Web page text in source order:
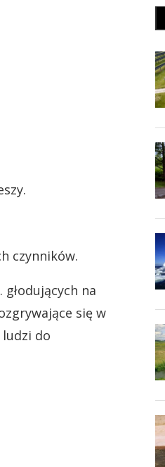
czynników.
na
się w
do